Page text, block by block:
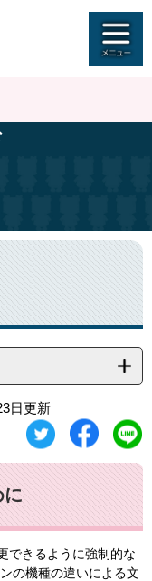
日更新
に
できるように強制的な
の機種の違いによる文